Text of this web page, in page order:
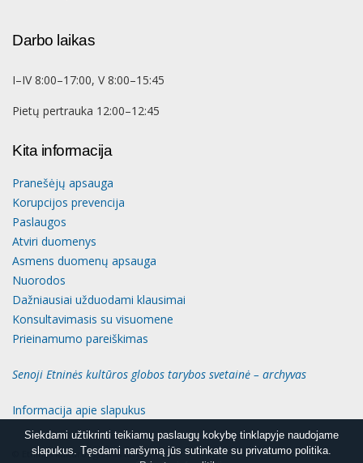
Siekdami užtikrinti teikiamų paslaugų kokybę tinklapyje naudojame
slapukus. Tęsdami naršymą jūs sutinkate su privatumo politika.
Siekdami užtikrinti teikiamų paslaugų kokybę tinklapyje naudojame
slapukus. Tęsdami naršymą jūs sutinkate su privatumo politika.
Darbo laikas
I–IV 8:00–17:00, V 8:00–15:45
Pietų pertrauka 12:00–12:45
Kita informacija
Pranešėjų apsauga
Korupcijos prevencija
Paslaugos
Atviri duomenys
Asmens duomenų apsauga
Nuorodos
Dažniausiai užduodami klausimai
Konsultavimasis su visuomene
Prieinamumo pareiškimas
Senoji Etninės kultūros globos tarybos svetainė – archyvas
Informacija apie slapukus
© Etninės kultūros globos taryba